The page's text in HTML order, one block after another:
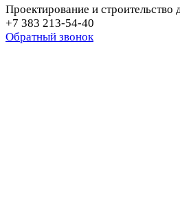
Проектирование и
+7 383 213-54-40
Обратный звонок